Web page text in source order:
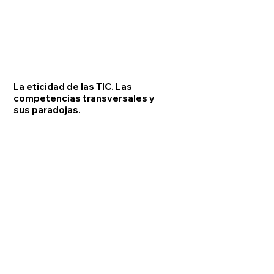
La eticidad de las TIC. Las
competencias transversales y
sus paradojas.